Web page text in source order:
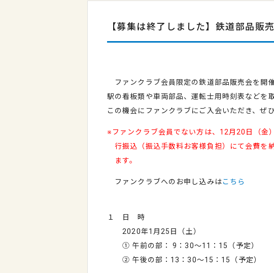
【募集は終了しました】鉄道部品販
ファンクラブ会員限定の鉄道部品販売会を開
駅の看板類や車両部品、運転士用時刻表などを
この機会にファンクラブにご入会いただき、ぜ
※ファンクラブ会員でない方は、12月20日（金
行振込（振込手数料お客様負担）にて会費を
ます。
ファンクラブへのお申し込みはこちら
１ 日 時
2020年1月25日（土）
① 午前の部： 9：30～11：15（予定）
② 午後の部：13：30～15：15（予定）